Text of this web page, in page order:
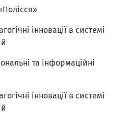
інновації в системі
та інформаційні
інновації в системі